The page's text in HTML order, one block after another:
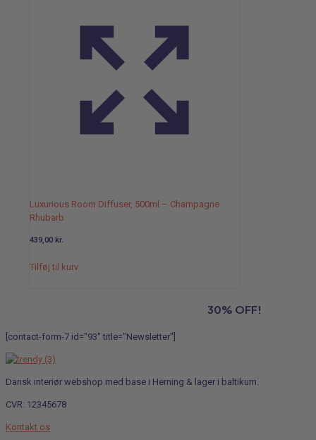
Luxurious Room Diffuser, 500ml – Champagne
Rhubarb
439,00 kr.
Tilføj til kurv
30% OFF!
[contact-form-7 id="93" title="Newsletter"]
Dansk interiør webshop med base i Herning & lager i baltikum.
CVR: 12345678
Kontakt os